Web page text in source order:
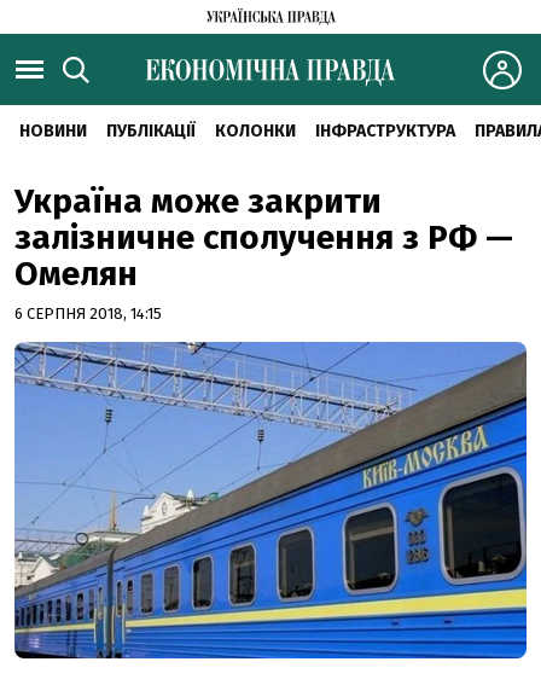
НОВИНИ ПУБЛІКАЦІЇ КОЛОНКИ ІНФРАСТРУКТУРА
Україна може закрити
залізничне сполучення з РФ —
Омелян
6 СЕРПНЯ 2018, 14:15